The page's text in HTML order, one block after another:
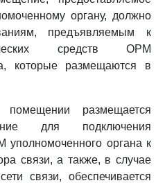
органу, должно
предъявляемым к
средств ОРМ
которые размещаются в
размещается
для подключения
уполномоченного органа к
связи, а также, в случае
связи, обеспечивается